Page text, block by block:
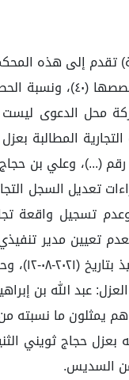
تقدم إلى هذه
التجارية
(...)، وعلي بن
وطالبي العزل: عبد
من إجمالي عدد الشركاء
حجاج ثويني
السديس.